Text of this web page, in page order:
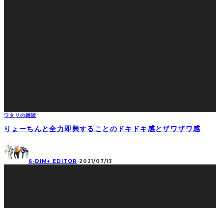
ワタリの雑談
りょーちんと全力即興することのドキドキ感とザワザワ感
6-DIM+ EDITOR ·2021/07/13